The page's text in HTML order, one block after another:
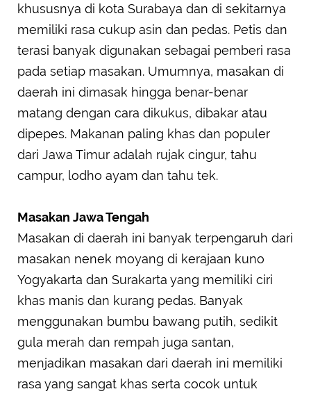
khususnya di kota Surabaya dan di sekitarnya
memiliki rasa cukup asin dan pedas. Petis dan
terasi banyak digunakan sebagai pemberi rasa
pada setiap masakan. Umumnya, masakan di
daerah ini dimasak hingga benar-benar
matang dengan cara dikukus, dibakar atau
dipepes. Makanan paling khas dan populer
dari Jawa Timur adalah rujak cingur, tahu
campur, lodho ayam dan tahu tek.
Masakan Jawa Tengah
Masakan di daerah ini banyak terpengaruh dari
masakan nenek moyang di kerajaan kuno
Yogyakarta dan Surakarta yang memiliki ciri
khas manis dan kurang pedas. Banyak
menggunakan bumbu bawang putih, sedikit
gula merah dan rempah juga santan,
menjadikan masakan dari daerah ini memiliki
rasa yang sangat khas serta cocok untuk